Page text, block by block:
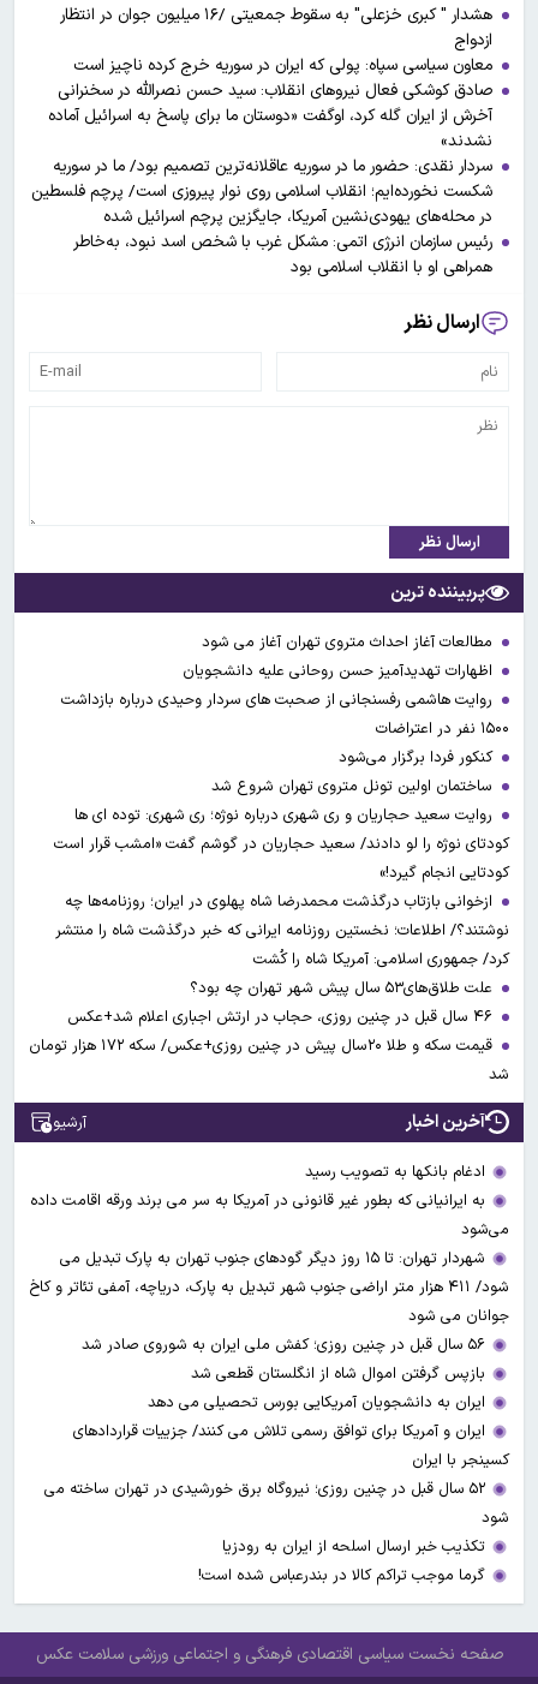
هشدار " کبری خزعلی" به سقوط جمعیتی /۱۶ میلیون جوان در انتظار
ازدواج
معاون سیاسی سپاه: پولی که ایران در سوریه خرج کرده ناچیز است
صادق کوشکی فعال نیروهای انقلاب: سید حسن نصرالله در سخنرانی
آخرش از ایران گله کرد، اوگفت «دوستان ما برای پاسخ به اسرائیل آماده
نشدند»
سردار نقدی: حضور ما در سوریه عاقلانه‌ترین تصمیم بود/ ما در سوریه
شکست نخورده‌ایم؛ انقلاب اسلامی روی نوار پیروزی است/ پرچم فلسطین
در محله‌های یهودی‌نشین آمریکا، جایگزین پرچم اسرائیل شده
رئیس سازمان انرژی اتمی: مشکل غرب با شخص اسد نبود، به‌خاطر
همراهی او با انقلاب اسلامی بود
ارسال نظر
ارسال نظر
پربیننده ترین
مطالعات آغاز احداث متروی تهران آغاز می شود
اظهارات تهدیدآمیز حسن روحانی علیه دانشجویان
روایت هاشمی رفسنجانی از صحبت های سردار وحیدی درباره بازداشت
۱۵۰۰ نفر در اعتراضات
کنکور فردا برگزار می‌شود
ساختمان اولین تونل متروی تهران شروع شد
روایت سعید حجاریان و ری شهری درباره نوژه؛ ری شهری: توده ای ها
کودتای نوژه را لو دادند/ سعید حجاریان در گوشم گفت «امشب قرار است
کودتایی انجام گیرد!»
ازخوانی بازتاب درگذشت محمدرضا شاه پهلوی در ایران؛ روزنامه‌ها چه
نوشتند؟/ اطلاعات؛ نخستین روزنامه ایرانی که خبر درگذشت شاه را منتشر
کرد/ جمهوری اسلامی: آمریکا شاه را کُشت
علت طلاق‌های۵۳ سال پیش شهر تهران چه بود؟
قیمت سکه و طلا ۲۰سال پیش در چنین روزی+عکس/ سکه ۱۷۲ هزار تومان
شد
آخرین اخبار آرشیو
ادغام بانکها به تصویب رسید
به ایرانیانی که بطور غیر قانونی در آمریکا به سر می برند ورقه اقامت داده
می‌شود
شهردار تهران: تا ۱۵ روز دیگر گودهای جنوب تهران به پارک تبدیل می
شود/ ۴۱۱ هزار متر اراضی جنوب شهر تبدیل به پارک، دریاچه، آمفی تئاتر و کاخ
جوانان می شود
۵۶ سال قبل در چنین روزی؛ کفش ملی ایران به شوروی صادر شد
بازپس گرفتن اموال شاه از انگلستان قطعی شد
ایران به دانشجویان آمریکایی بورس تحصیلی می دهد
ایران و آمریکا برای توافق رسمی تلاش می کنند/ جزییات قراردادهای
کسینجر با ایران
۵۲ سال قبل در چنین روزی؛ نیروگاه برق خورشیدی در تهران ساخته می
شود
تکذیب خبر ارسال اسلحه از ایران به رودزیا
گرما موجب تراکم کالا در بندرعباس شده است!
صفحه نخست سیاسی اقتصادی فرهنگی و اجتماعی ورزشی سلامت عکس